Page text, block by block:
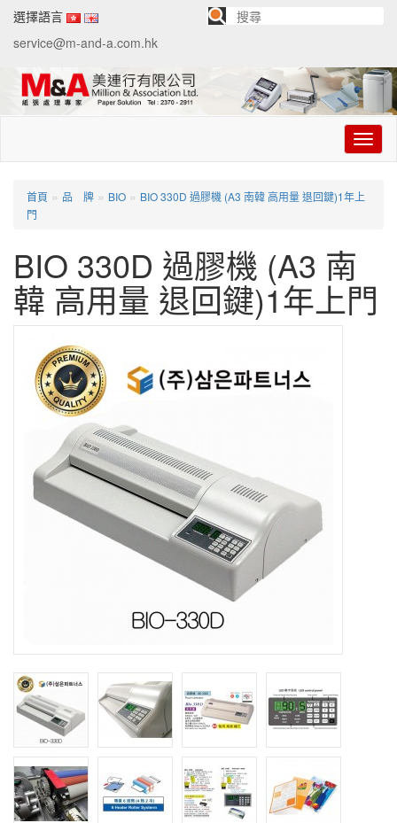
選擇語言
service@m-and-a.com.hk
切
换
航
首頁 » 品 牌 » BIO » BIO 330D 過膠機 (A3 南韓 高用量 退回鍵)1年上
門
BIO 330D 過膠機 (A3 南
韓 高用量 退回鍵)1年上門